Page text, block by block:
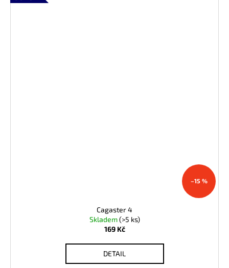
–15 %
Cagaster 4
Skladem(>5 ks)
169 Kč
DETAIL